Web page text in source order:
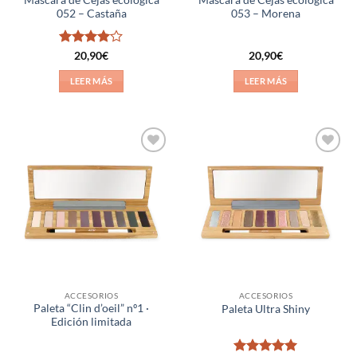
052 – Castaña
Valorado
con4de
20,90€
LEER MÁS
053 – Morena
20,90€
LEER MÁS
a la
lista de
deseos
ACCESORIOS
Paleta “Clin d’oeil” nº1 ·
Edición limitada
a la
lista de
deseos
ACCESORIOS
Paleta Ultra Shiny